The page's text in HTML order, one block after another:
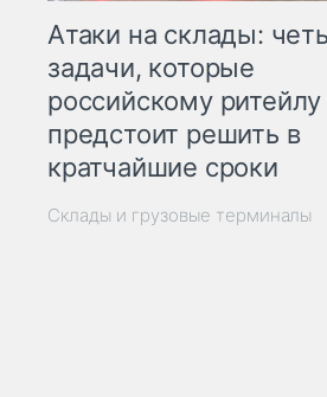
Атаки на склады:
задачи, которые
российскому ритейлу
предстоит решить в
кратчайшие сроки
Склады и грузовые терминалы